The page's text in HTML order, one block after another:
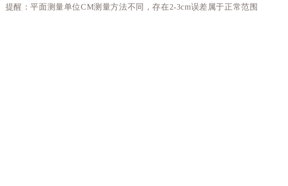
提醒：平面测量单位CM测量方法不同，存在2-3cm误差属于正常范围